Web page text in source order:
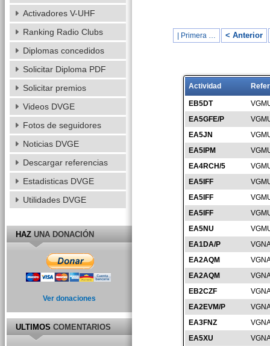
| Primera … < Anterior
Actividad
EB5DT
EA5GFE/P
EA5JN
EA5IPM
EA4RCH/5
EA5IFF
EA5IFF
EA5IFF
EA5NU
EA1DA/P
EA2AQM
EA2AQM
EB2CZF
EA2EVM/P
EA3FNZ
EA5XU
Activadores V-UHF
Ranking Radio Clubs
Diplomas concedidos
Solicitar Diploma PDF
Solicitar premios
Videos DVGE
Fotos de seguidores
Noticias DVGE
Descargar referencias
Estadisticas DVGE
Utilidades DVGE
HAZUNA DONACIÓN
Ver donaciones
ULTIMOSCOMENTARIOS